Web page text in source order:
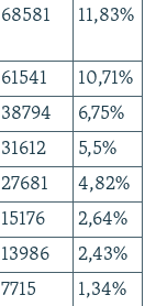
68581 11,83%
61541
10,71%
38794
6,75%
31612
5,5%
27681
4,82%
15176
2,64%
13986
2,43%
7715
1,34%